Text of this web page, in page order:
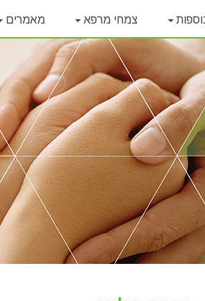
צמחי מרפא מאמרים